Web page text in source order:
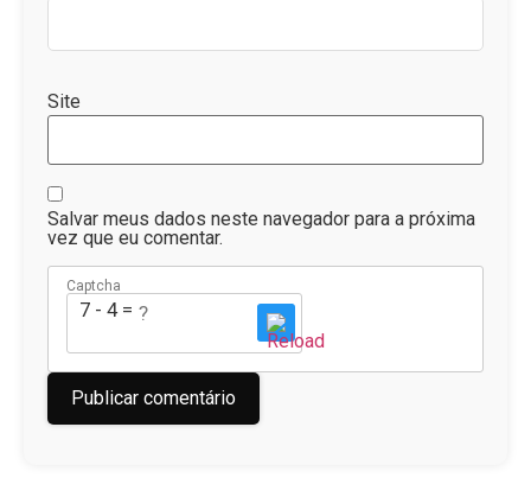
Site
Salvar meus dados neste navegador para a próxima
vez que eu comentar.
Captcha
7 - 4 = ?